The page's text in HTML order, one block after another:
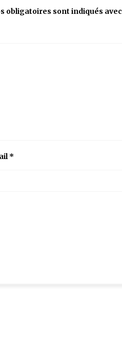
obligatoires sont indiqués avec
*